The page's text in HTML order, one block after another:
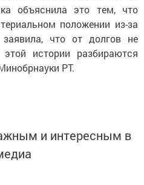
объяснила это тем, что
положении из-за
что от долгов не
истории разбираются
РТ.
и интересным в